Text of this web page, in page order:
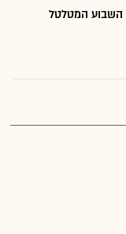
השבוע המטלטל